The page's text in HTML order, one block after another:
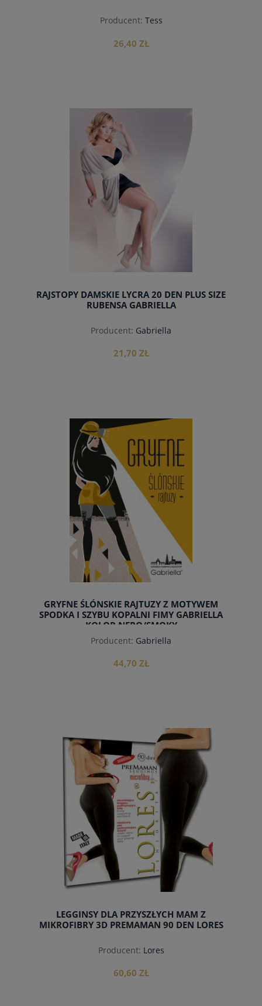
Producent: Tess
26,40 ZŁ
do koszyka
RAJSTOPY DAMSKIE LYCRA 20 DEN PLUS SIZE
RUBENSA GABRIELLA
Producent: Gabriella
21,70 ZŁ
do koszyka
GRYFNE ŚLÓNSKIE RAJTUZY Z MOTYWEM
SPODKA I SZYBU KOPALNI FIMY GABRIELLA
KOLOR NERO/SMOKY
Producent: Gabriella
44,70 ZŁ
LEGGINSY DLA PRZYSZŁYCH MAM Z
MIKROFIBRY 3D PREMAMAN 90 DEN LORES
Producent: Lores
60,60 ZŁ